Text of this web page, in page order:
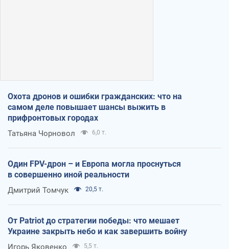
Охота дронов и ошибки гражданских: что на
самом деле повышает шансы выжить в
прифронтовых городах
Татьяна Чорновол 6,0 т.
Один FPV-дрон – и Европа могла проснуться
в совершенно иной реальности
Дмитрий Томчук 20,5 т.
От Patriot до стратегии победы: что мешает
Украине закрыть небо и как завершить войну
Игорь Яковенко 5,5 т.